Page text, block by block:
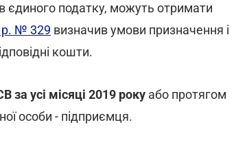
єдиного податку, можуть отримати
р. № 329 визначив умови призначення і
кошти.
за усі місяці 2019 року або протягом
особи - підприємця.